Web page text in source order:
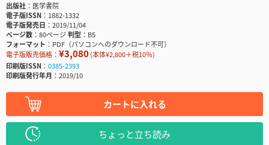
出版社
医学書院
電子版ISSN
1882-1332
電子版発売日
2019/11/04
ページ数
80ページ判型
B5
フォーマット
PDF（パソコンへのダウンロード不可）
電子版販売価格： ¥3,080(本体¥2,800＋税10％)
印刷版ISSN
0385-2393
印刷版発行年月
2019/10
カートに入れる
ちょっと立ち読み